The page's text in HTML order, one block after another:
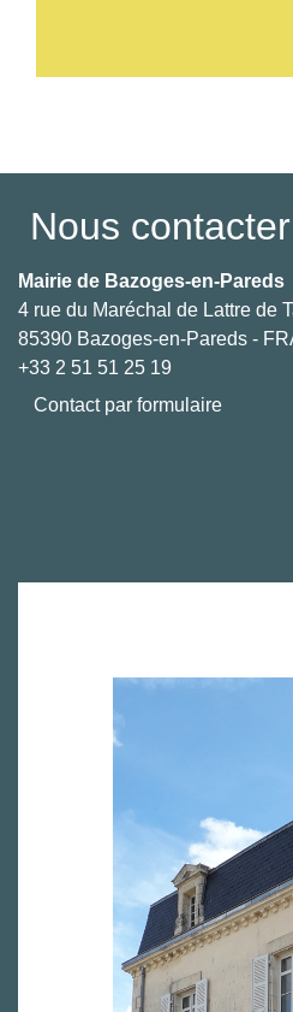
Nous contacter
Mairie de Bazoges-en-Pareds
4 rue du Maréchal de Lattre de
85390 Bazoges-en-Pareds -
+33 2 51 51 25 19
Contact par formulaire